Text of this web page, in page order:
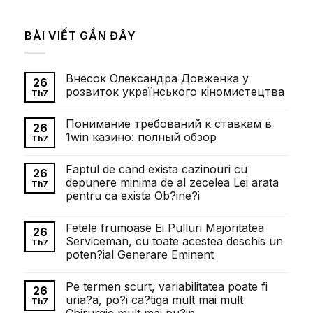
BÀI VIẾT GẦN ĐÂY
26
Th7
Внесок Олександра Довженка у
розвиток українського кіномистецтва
bình
luận
ở
Довженка
у
розвиток
українського
26
Th7
Понимание требований к ставкам в
1win казино: полный обзор
bình
luận
ở
Понимание
ставкам
в
1win
казино:
полный
26
Th7
Faptul de cand exista cazinouri cu
depunere minima de al zecelea Lei arata
pentru ca exista Ob?ine?i
bình
luận
ở
Faptul
exista
cazinouri
cu
depunere
26
Th7
Fetele frumoase Ei Pulluri Majoritatea
Serviceman, cu toate acestea deschis un
poten?ial Generare Eminent
bình
luận
ở
26
Th7
Pe termen scurt, variabilitatea poate fi
uria?a, po?i ca?tiga mult mai mult